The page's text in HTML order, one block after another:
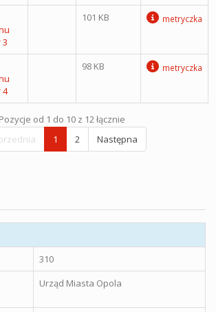
101 KB metryczka
4
98 KB metryczka
Pozycje od 1 do 10 z 12 łącznie
1 2 Następna
310
Urząd Miasta Opola